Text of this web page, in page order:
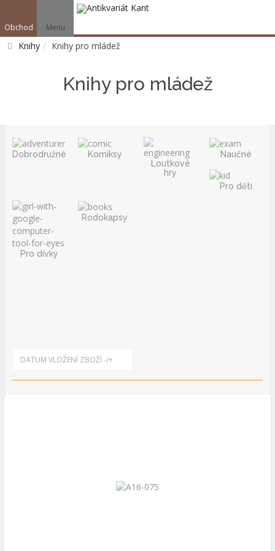
Obchod Menu
Knihy Knihy pro mládež
Knihy pro mládež
Dobrodružné
Komiksy
Loutkové
hry
Naučné
Pro děti
Pro dívky
Rodokapsy
DATUM VLOŽENÍ ZBOŽÍ -/+